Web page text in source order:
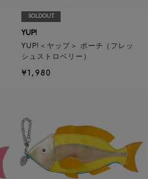
SOLDOUT
YUP!
YUP!＜ヤップ＞ ポーチ（フレッ
シュストロベリー）
¥1,980